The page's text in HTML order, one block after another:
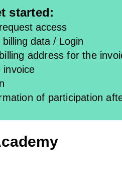
started:
access
data / Login
address for the
invoice
of participation